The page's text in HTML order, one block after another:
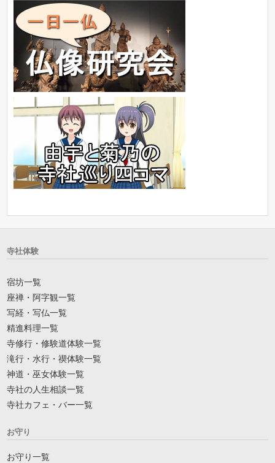
寺社体験
宿坊一覧
座禅・阿字観一覧
写経・写仏一覧
精進料理一覧
寺修行・修験道体験一覧
滝行・水行・禊体験一覧
神道・巫女体験一覧
寺社の人生相談一覧
寺社カフェ・バー一覧
お守り
お守り一覧